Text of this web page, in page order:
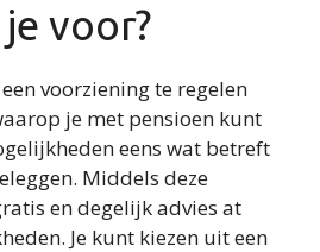
voor?
voorziening te regelen
je met pensioen kunt
eens wat betreft
Middels deze
en degelijk advies at
Je kunt kiezen uit een